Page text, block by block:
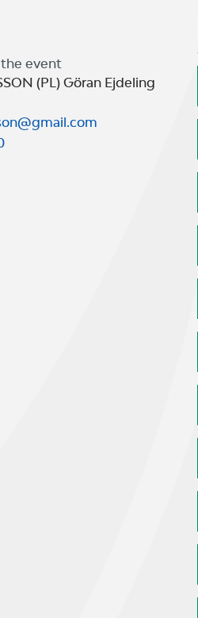
event
(PL) Göran Ejdeling